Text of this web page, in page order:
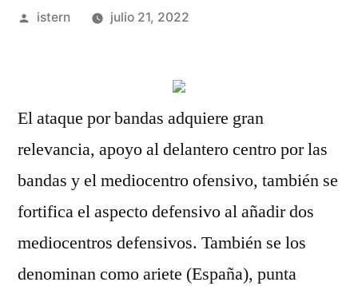
Publicado
istern julio 21, 2022
El ataque por bandas adquiere gran
relevancia, apoyo al delantero centro por las
bandas y el mediocentro ofensivo, también se
fortifica el aspecto defensivo al añadir dos
mediocentros defensivos. También se los
denominan como ariete (España), punta